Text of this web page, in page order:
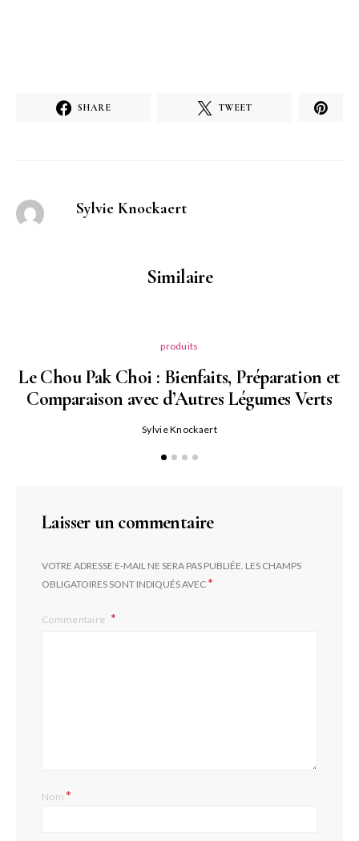
SHARE TWEET
Sylvie Knockaert
Similaire
produits
Le Chou Pak Choi : Bienfaits, Préparation et
Comparaison avec d’Autres Légumes Verts
Sylvie Knockaert
Laisser un commentaire
VOTRE ADRESSE E-MAIL NE SERA PAS PUBLIÉE. LES CHAMPS
OBLIGATOIRES SONT INDIQUÉS AVEC*
Commentaire
Nom*